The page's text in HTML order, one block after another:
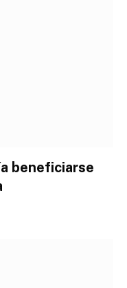
beneficiarse